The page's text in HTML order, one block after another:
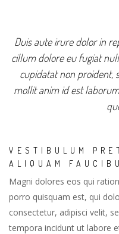
Duis aute irure dolor in
cillum dolore eu fugiat
cupidatat non proident,
mollit anim id est
VESTIBULUM
ALIQUAM
Magni dolores eos qui
porro quisquam est, qui
consectetur, adipisci velit,
tempora incidunt ut labore